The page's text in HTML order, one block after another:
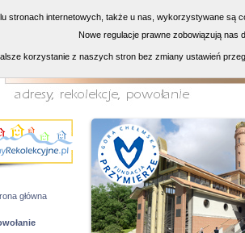
główna
stronach internetowych, także u nas, wykorzystywane są
Nowe regulacje prawne zobowiązują nas
korzystanie z naszych stron bez zmiany ustawień